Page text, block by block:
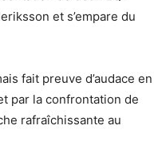
et s’empare du
fait preuve d’audace en
par la confrontation de
rafraîchissante au